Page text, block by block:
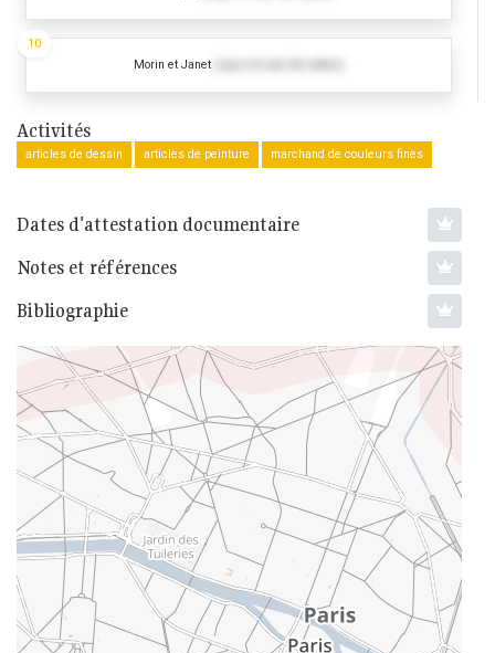
Morin et Janet
10
Activités
articles de dessin articles de peinture marchand de couleurs fines
Dates d'attestation documentaire
Notes et références
Bibliographie